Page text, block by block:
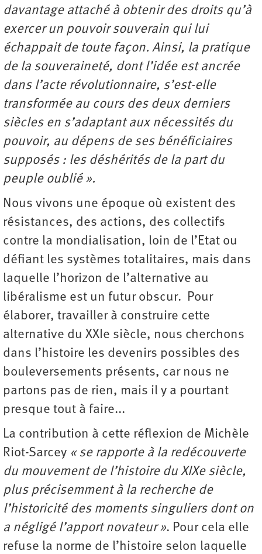
davantage attaché à obtenir des droits qu’à
exercer un pouvoir souverain qui lui
échappait de toute façon. Ainsi, la pratique
de la souveraineté, dont l’idée est ancrée
dans l’acte révolutionnaire, s’est-elle
transformée au cours des deux derniers
siècles en s’adaptant aux nécessités du
pouvoir, au dépens de ses bénéficiaires
supposés : les déshérités de la part du
peuple oublié ».
Nous vivons une époque où existent des
résistances, des actions, des collectifs
contre la mondialisation, loin de l’Etat ou
défiant les systèmes totalitaires, mais dans
laquelle l’horizon de l’alternative au
libéralisme est un futur obscur. Pour
élaborer, travailler à construire cette
alternative du XXIe siècle, nous cherchons
dans l’histoire les devenirs possibles des
bouleversements présents, car nous ne
partons pas de rien, mais il y a pourtant
presque tout à faire...
La contribution à cette réflexion de Michèle
Riot-Sarcey « se rapporte à la redécouverte
du mouvement de l’histoire du XIXe siècle,
plus précisemment à la recherche de
l’historicité des moments singuliers dont on
a négligé l’apport novateur ». Pour cela elle
refuse la norme de l’histoire selon laquelle